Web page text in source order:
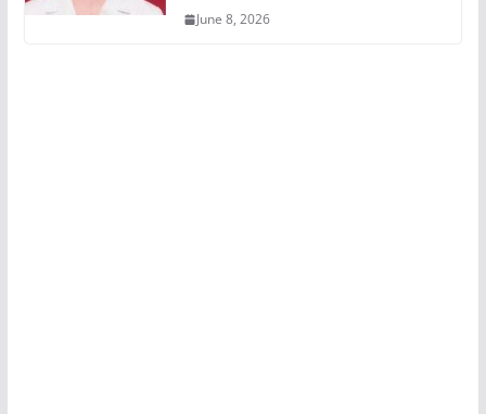
June 8, 2026